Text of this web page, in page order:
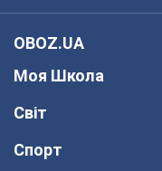
OBOZ.UA
Моя Школа
Світ
Спорт